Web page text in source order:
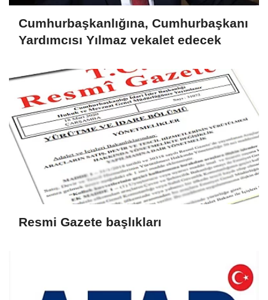
Cumhurbaşkanlığına, Cumhurbaşkanı
Yardımcısı Yılmaz vekalet edecek
Resmi Gazete başlıkları